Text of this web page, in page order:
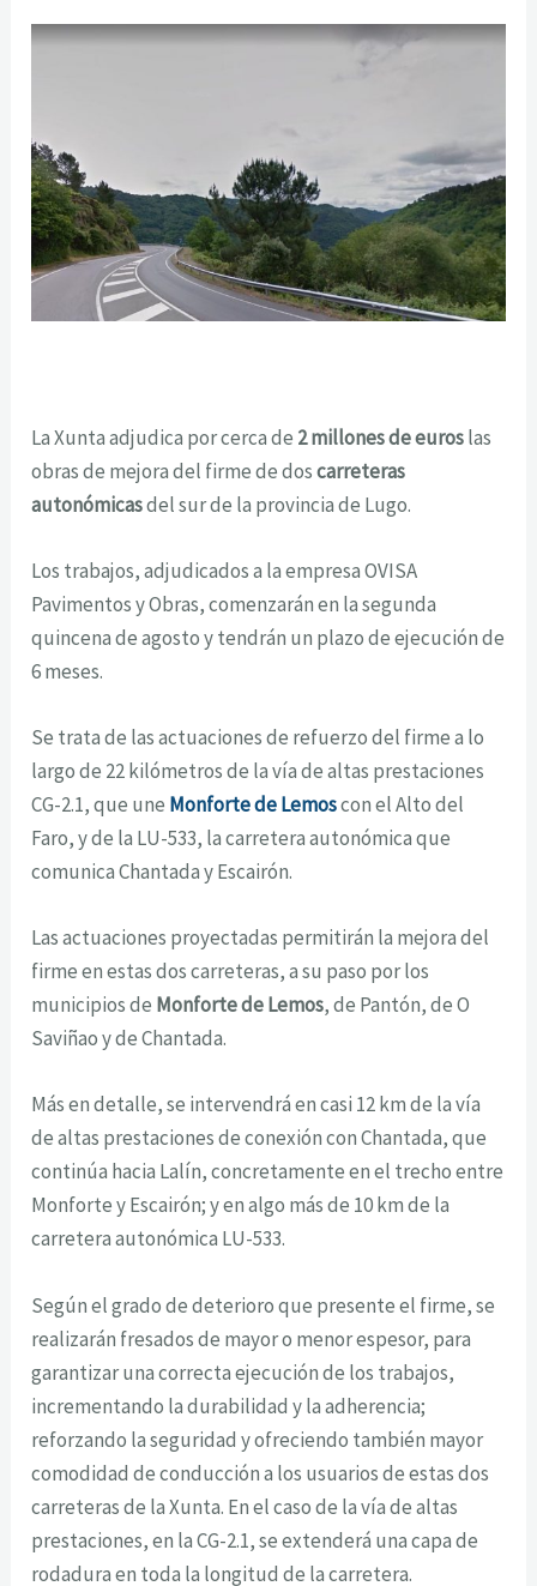
La Xunta adjudica por cerca de 2 millones de euroslas
obras de mejora del firme de doscarreteras
autonómicasdel sur de la provincia de Lugo.
Los trabajos, adjudicados a la empresa OVISA
Pavimentos y Obras, comenzarán en la segunda
quincena de agosto y tendrán un plazo de ejecución de
6 meses.
Se trata de las actuaciones de refuerzo del firme a lo
largo de 22 kilómetros de la vía de altas prestaciones
CG-2.1, que une Monforte de Lemoscon el Alto del
Faro, y de la LU-533, la carretera autonómica que
comunica Chantada y Escairón.
Las actuaciones proyectadas permitirán la mejora del
firme en estas dos carreteras, a su paso por los
municipios de Monforte de Lemos, de Pantón, de O
Saviñao y de Chantada.
Más en detalle, se intervendrá en casi 12 km de la vía
de altas prestaciones de conexión con Chantada, que
continúa hacia Lalín, concretamente en el trecho entre
Monforte y Escairón; y en algo más de 10 km de la
carretera autonómica LU-533.
Según el grado de deterioro que presente el firme, se
realizarán fresados de mayor o menor espesor, para
garantizar una correcta ejecución de los trabajos,
incrementando la durabilidad y la adherencia;
reforzando la seguridad y ofreciendo también mayor
comodidad de conducción a los usuarios de estas dos
carreteras de la Xunta. En el caso de la vía de altas
prestaciones, en la CG-2.1, se extenderá una capa de
rodadura en toda la longitud de la carretera.